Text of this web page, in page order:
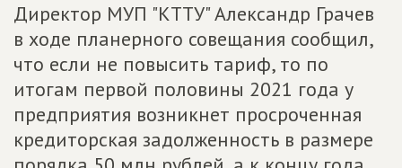
Директор МУП "КТТУ" Александр Грачев
в ходе планерного совещания сообщил,
что если не повысить тариф, то по
итогам первой половины 2021 года у
предприятия возникнет просроченная
кредиторская задолженность в размере